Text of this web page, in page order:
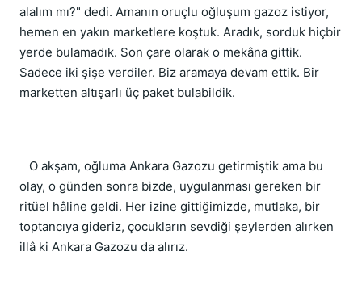
alalım mı?" dedi. Amanın oruçlu oğluşum gazoz istiyor,
hemen en yakın marketlere koştuk. Aradık, sorduk hiçbir
yerde bulamadık. Son çare olarak o mekâna gittik.
Sadece iki şişe verdiler. Biz aramaya devam ettik. Bir
marketten altışarlı üç paket bulabildik.
O akşam, oğluma Ankara Gazozu getirmiştik ama bu
olay, o günden sonra bizde, uygulanması gereken bir
ritüel hâline geldi. Her izine gittiğimizde, mutlaka, bir
toptancıya gideriz, çocukların sevdiği şeylerden alırken
illâ ki Ankara Gazozu da alırız.